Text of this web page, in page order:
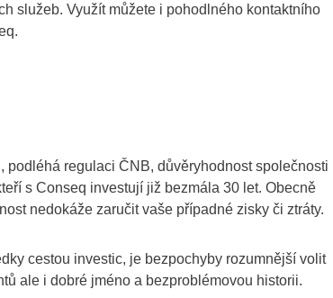
služeb. Využít můžete i pohodlného kontaktního
regulaci ČNB, důvěryhodnost společnosti
s Conseq investují již bezmála 30 let. Obecně
nedokáže zaručit vaše případné zisky či ztráty.
cestou investic, je bezpochyby rozumnější volit
ale i dobré jméno a bezproblémovou historii.